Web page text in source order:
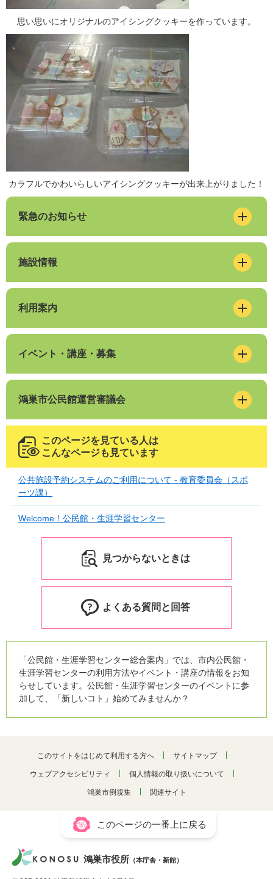
思い思いにオリジナルのアイシングクッキーを作っています。
カラフルでかわいらしいアイシングクッキーが出来上がりました！
緊急のお知らせ
施設情報
利用案内
イベント・講座・募集
鴻巣市公民館運営審議会
このページを見ている人は
こんなページも見ています
公共施設予約システムのご利用について - 教育委員会（スポ
ーツ課）
Welcome！公民館・生涯学習センター
見つからないときは
よくある質問と回答
「公民館・生涯学習センター総合案内」では、市内公民館・
生涯学習センターの利用方法やイベント・講座の情報をお知
らせしています。公民館・生涯学習センターのイベントに参
加して、「新しいコト」始めてみませんか？
このサイトをはじめて利用する方へ サイトマップ
ウェブアクセシビリティ 個人情報の取り扱いについて
鴻巣市例規集 関連サイト
このページの一番上に戻る
鴻巣市役所 （本庁舎・新館）